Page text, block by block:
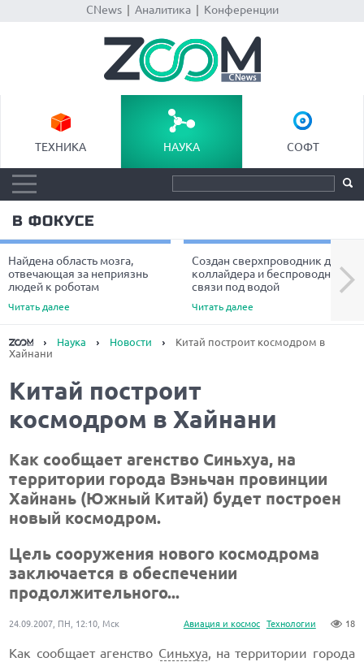
CNews| Аналитика| Конференции
ТЕХНИКА НАУКА СОФТ
В ФОКУСЕ
Найдена область мозга,
отвечающая за неприязнь
людей к роботам
Читать далее
Создан сверхпроводник для
коллайдера и беспроводной
связи под водой
Читать далее
Next
Наука Новости
Китай построит космодром в
Хайнани
Китай построит
космодром в Хайнани
Как сообщает агенство Синьхуа, на
территории города Вэньчан провинции
Хайнань (Южный Китай) будет построен
новый космодром.
Цель сооружения нового космодрома
заключается в обеспечении
продолжительного...
Авиация и космос Технологии 18
24.09.2007, ПН, 12:10, Мск
Как сообщает агенство Синьхуа, на территории города